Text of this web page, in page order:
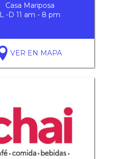
Casa Mariposa
L -D 11 am - 8 pm
VER EN MAPA